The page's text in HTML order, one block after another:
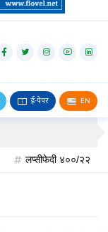
ई-पेपर EN
लप्सीफेदी ४००/२२०/१३२